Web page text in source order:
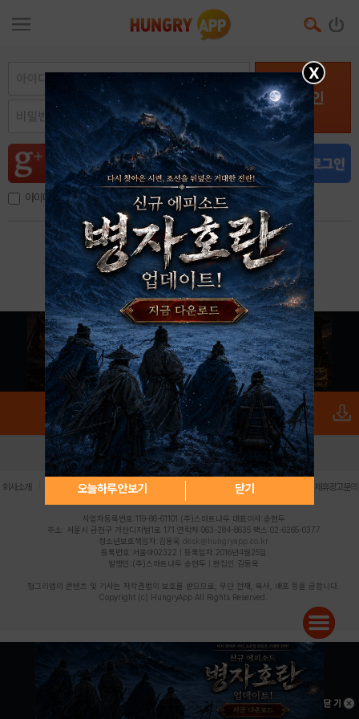
로그인
아이디, 이메일 저장
아이디 / 비밀번호 찾기 회원가입
X
오늘하루 안보기 닫기
로그인 PC버전 전체앱
회사소개 | 개인정보 처리방침 불법촬영물 신고센터 제휴광고문의
사업자등록번호:119-86-61101 (주)스마트나우 대표이사:송현두
주소: 서울시 금천구 가산디지털1로 171 연락처:063-284-8635 팩스:02-6265-0377
청소년보호책임자:김동욱 desk@hungryapp.co.kr
등록번호:서울아02322 | 등록일자:2016년4월25일
발행인:(주)스마트나우 송현두 | 편집인:김동욱
헝그리앱의 콘텐츠 및 기사는 저작권법의 보호를 받으므로, 무단 전재, 복사, 배포 등을 금합니다.
Copyright (c) HungryApp All Rights Reserved.